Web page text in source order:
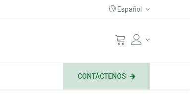
Español
CONTÁCTENOS